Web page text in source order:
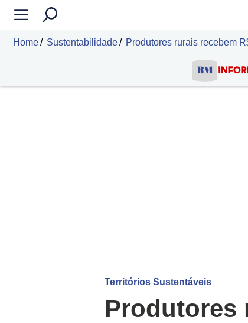
Home Sustentabilidade Produtores rurais recebem
Territórios Sustentáveis
Produtores